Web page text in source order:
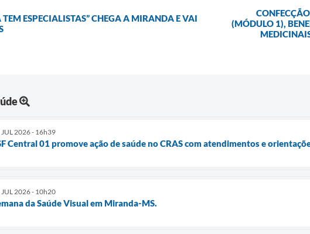
ESPECIALISTAS” CHEGA A MIRANDA E VAI
(MÓDULO 1),
JUL 2026 - 16h39
Central 01 promove ação de saúde no CRAS com atendimentos e
JUL 2026 - 10h20
da Saúde Visual em Miranda-MS.